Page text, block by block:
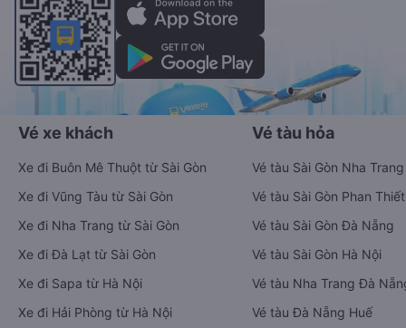
Vé xe khách
Xe đi Buôn Mê Thuột từ Sài Gòn
Xe đi Vũng Tàu từ Sài Gòn
Xe đi Nha Trang từ Sài Gòn
Xe đi Đà Lạt từ Sài Gòn
Xe đi Sapa từ Hà Nội
Xe đi Hải Phòng từ Hà Nội
Vé tàu hỏa
Vé tàu Sài Gòn Nha Trang
Vé tàu Sài Gòn Phan Thiết
Vé tàu Sài Gòn Đà Nẵng
Vé tàu Sài Gòn Hà Nội
Vé tàu Nha Trang Đà
Vé tàu Đà Nẵng Huế